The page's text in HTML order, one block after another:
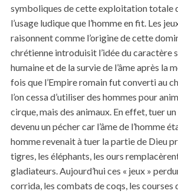
symboliques de cette exploitation totale
l’usage ludique que l’homme en fit. Les
raisonnent comme l’origine de cette
chrétienne introduisit l’idée du caractère
humaine et de la survie de l’âme après la
fois que l’Empire romain fut converti au
l’on cessa d’utiliser des hommes pour
cirque, mais des animaux. En effet, tuer
devenu un pécher car l’âme de l’homme
homme revenait à tuer la partie de Dieu
tigres, les éléphants, les ours
gladiateurs. Aujourd’hui ces « jeux »
corrida, les combats de coqs, les courses